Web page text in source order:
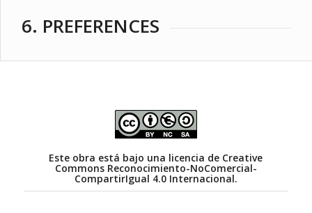
6. PREFERENCES
Este obra está bajo una licencia de Creative
Commons Reconocimiento-NoComercial-
CompartirIgual 4.0 Internacional.